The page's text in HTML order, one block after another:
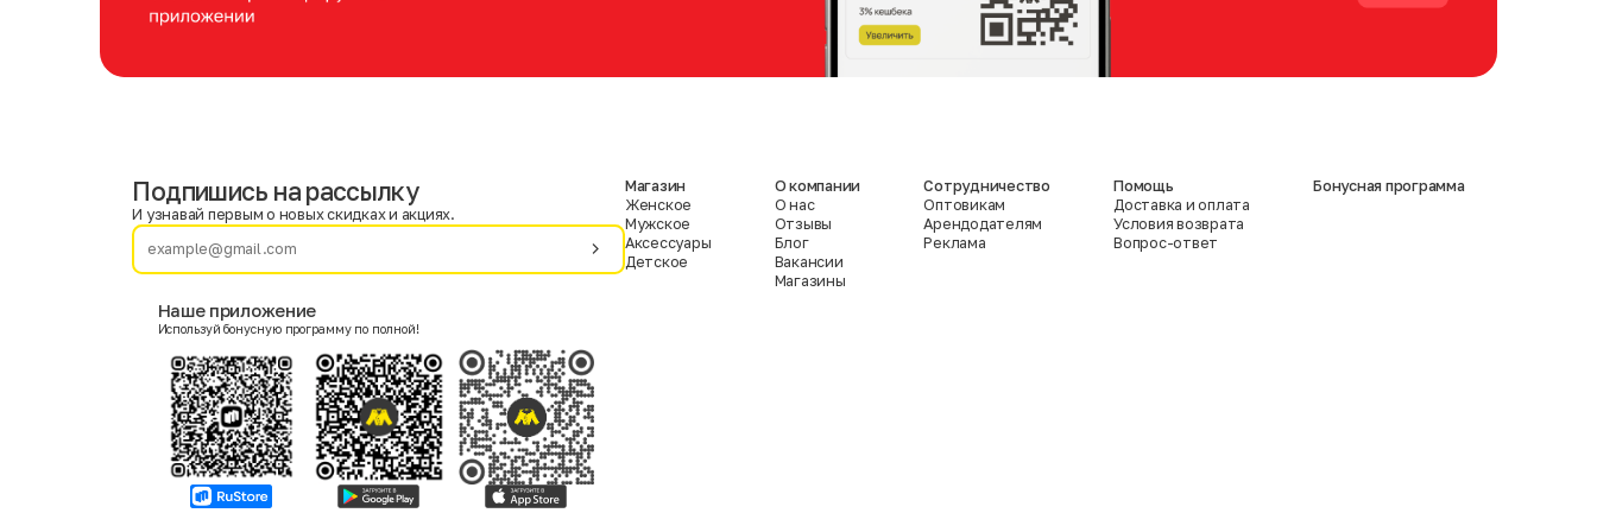
Фамилия
Женский
Согласие на получение чеков по электронной почте
Подпишись на рассылку
И узнавай первым о новых скидках и акциях.
Наше приложение
Используй бонусную программу по полной!
Магазин
Женское
Мужское
Аксессуары
Детское
О компании
О нас
Отзывы
Блог
Вакансии
Магазины
Сотрудничество
Оптовикам
Арендодателям
Реклама
Помощь
Доставка и оплата
Условия возврата
Вопрос-ответ
Бонусная программа